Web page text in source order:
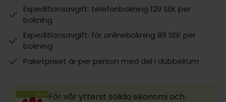
Expeditionsavgift: telefonbokning 129 SEK per
bokning
Expeditionsavgift: för onlinebokning 89 SEK per
bokning
Paketpriset är per person med del i dubbelrum
För vår ytterst solida ekonomi och